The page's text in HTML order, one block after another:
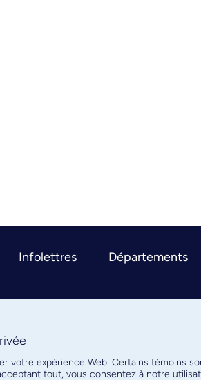
Infolettres Départements
votre expérience Web. Certains témoins
tout, vous consentez à notre